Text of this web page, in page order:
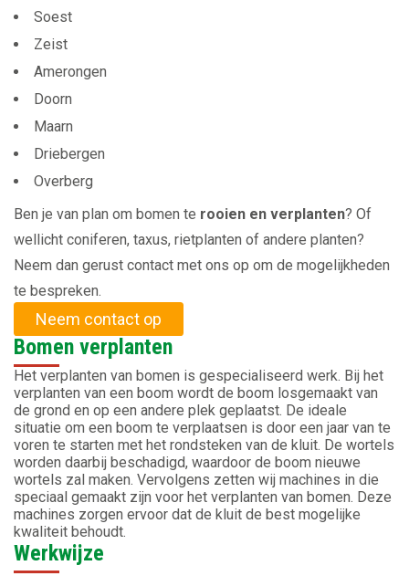
Soest
Zeist
Amerongen
Doorn
Maarn
Driebergen
Overberg
Ben je van plan om bomen te rooien en verplanten? Of
wellicht coniferen, taxus, rietplanten of andere planten?
Neem dan gerust contact met ons op om de mogelijkheden
te bespreken.
Neem contact op
Bomen verplanten
Het verplanten van bomen is gespecialiseerd werk. Bij het
verplanten van een boom wordt de boom losgemaakt van
de grond en op een andere plek geplaatst. De ideale
situatie om een boom te verplaatsen is door een jaar van te
voren te starten met het rondsteken van de kluit. De wortels
worden daarbij beschadigd, waardoor de boom nieuwe
wortels zal maken. Vervolgens zetten wij machines in die
speciaal gemaakt zijn voor het verplanten van bomen. Deze
machines zorgen ervoor dat de kluit de best mogelijke
kwaliteit behoudt.
Werkwijze